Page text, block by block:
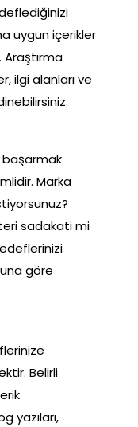
uygun içerikler
ilgi alanları ve
başarmak
Marka
sadakati mi
göre
Belirli
yazıları,